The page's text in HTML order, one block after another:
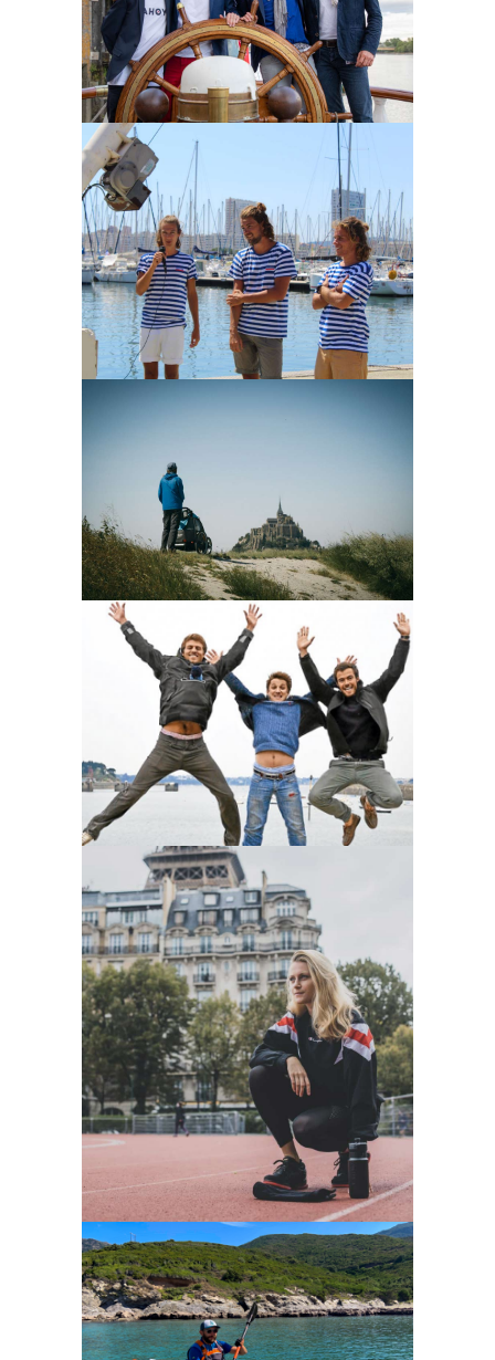
l'incubateur
Ankouraje
l'incubateur
Bornes to walk
l'incubateur
Cap à l’ouest
l'incubateur
Race for dream
l'incubateur
Graine d’Odyssées